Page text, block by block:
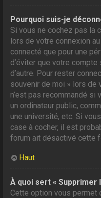
Pourquoi suis-je
Si vous ne cochez pas la
lors de votre connexion
connecté que pour une
d’éviter que votre compte
d’autre. Pour rester
souvenir de moi » lors de
n’est pas recommandé si
un ordinateur public,
une université, etc. Si
case à cocher, il est
forum ait désactivé cette
Haut
À quoi sert « Supprimer
Cette option vous permet